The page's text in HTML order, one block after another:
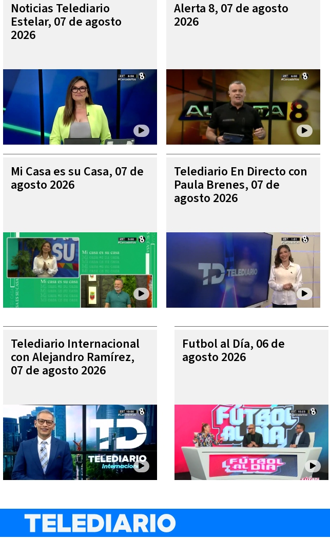
Noticias Telediario
Estelar, 07 de agosto
2026
Alerta 8, 07 de agosto
2026
Mi Casa es su Casa, 07 de
agosto 2026
Telediario En Directo con
Paula Brenes, 07 de
agosto 2026
Telediario Internacional
con Alejandro Ramírez,
07 de agosto 2026
Futbol al Día, 06 de
agosto 2026